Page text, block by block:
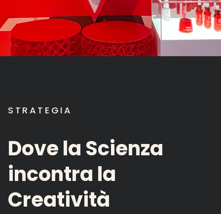
STRATEGIA
Dovela Scienza
incontra la
Creatività